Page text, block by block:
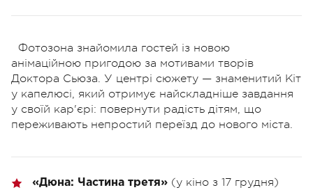
Фотозона знайомила гостей із новою
анімаційною пригодою за мотивами творів
Доктора Сьюза. У центрі сюжету — знаменитий Кіт
у капелюсі, який отримує найскладніше завдання
у своїй кар'єрі: повернути радість дітям, що
переживають непростий переїзд до нового міста.
«Дюна: Частина третя» (у кіно з 17 грудня)